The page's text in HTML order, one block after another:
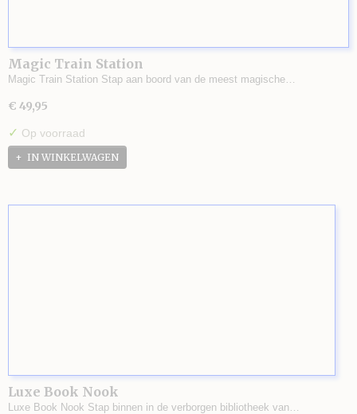
Magic Train Station
Magic Train Station Stap aan boord van de meest magische…
€ 49,95
✓ Op voorraad
IN WINKELWAGEN
Luxe Book Nook
Luxe Book Nook Stap binnen in de verborgen bibliotheek van…